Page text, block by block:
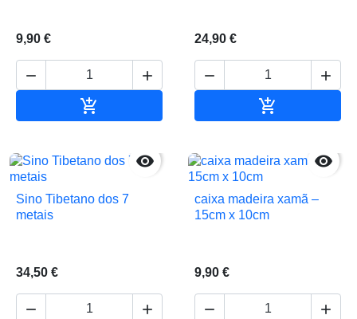
9,90 €
 

24,90 €
 


Sino Tibetano dos 7
metais
34,50 €
 

caixa madeira xamã –
15cm x 10cm
9,90 €
 